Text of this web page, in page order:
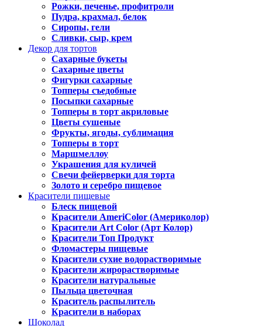
Рожки, печенье, профитроли
Пудра, крахмал, белок
Сиропы, гели
Сливки, сыр, крем
Декор для тортов
Сахарные букеты
Сахарные цветы
Фигурки сахарные
Топперы съедобные
Посыпки сахарные
Топперы в торт акриловые
Цветы сушеные
Фрукты, ягоды, сублимация
Топперы в торт
Маршмеллоу
Украшения для куличей
Свечи фейерверки для торта
Золото и серебро пищевое
Красители пищевые
Блеск пищевой
Красители AmeriColor (Америколор)
Красители Art Color (Арт Колор)
Красители Топ Продукт
Фломастеры пищевые
Красители сухие водорастворимые
Красители жирорастворимые
Красители натуральные
Пыльца цветочная
Краситель распылитель
Красители в наборах
Шоколад